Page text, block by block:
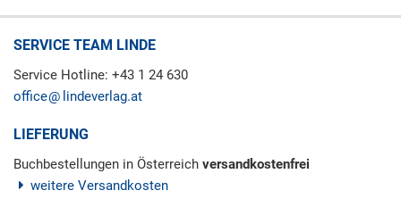
SERVICE TEAM LINDE
Service Hotline: +43 1 24 630
office
lindeverlag.at
LIEFERUNG
Buchbestellungen in Österreich versandkostenfrei
weitere Versandkosten